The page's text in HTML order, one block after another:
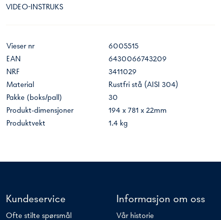
VIDEO-INSTRUKS
Vieser nr
6005515
EAN
6430066743209
NRF
3411029
Material
Rustfri stå (AISI 304)
Pakke (boks/pall)
30
Produkt-dimensjoner
194 x 781 x 22mm
Produktvekt
1.4 kg
Kundeservice
Ofte stilte spørsmål
Informasjon om oss
Vår historie